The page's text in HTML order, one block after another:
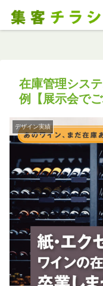
在庫管理シス
例【展示会でご
デザイン実績